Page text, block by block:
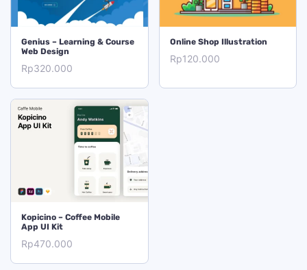
TAMBAH KE KERANJANG
Genius – Learning & Course
Web Design
Rp320.000
TAMBAH KE KERANJANG
Online Shop Illustration
Rp120.000
TAMBAH KE KERANJANG
Kopicino – Coffee Mobile
App UI Kit
Rp470.000